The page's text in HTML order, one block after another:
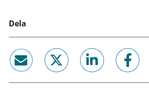
Dela